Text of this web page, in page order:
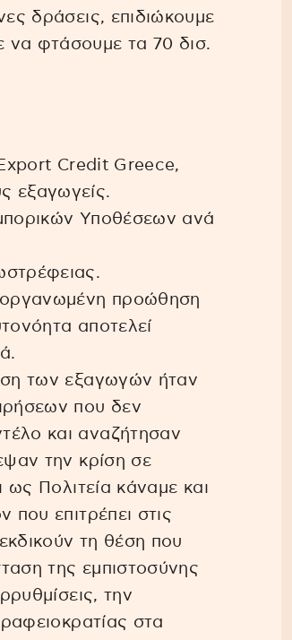
δράσεις, επιδιώκουμε
φτάσουμε τα 70 δισ.
Credit Greece,
εξαγωγείς.
Υποθέσεων ανά
οργανωμένη προώθηση
αποτελεί
των εξαγωγών ήταν
που δεν
και αναζήτησαν
την κρίση σε
Πολιτεία κάναμε και
επιτρέπει στις
τη θέση που
της εμπιστοσύνης
την
στα